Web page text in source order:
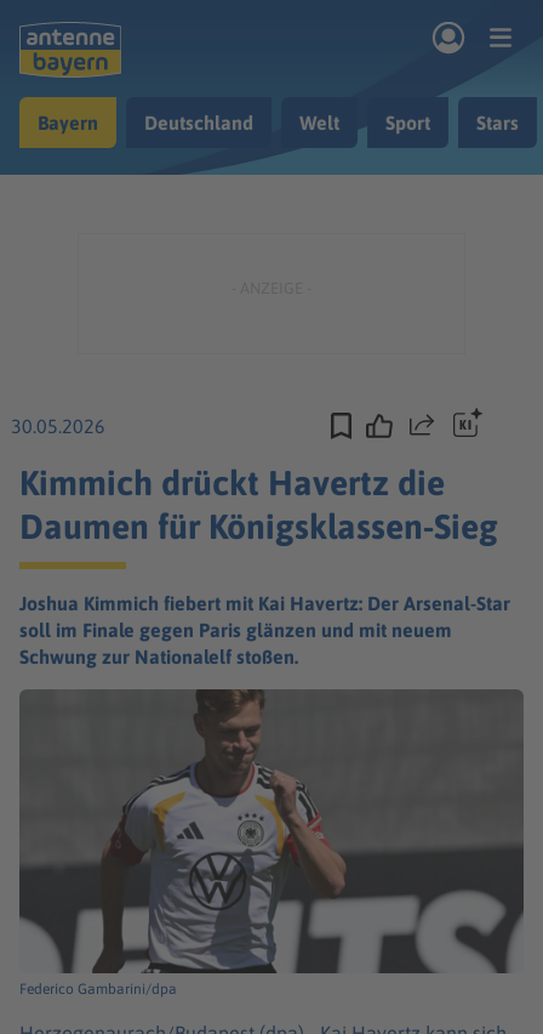
Musik & Radio
Bayern Deutschland Welt Sport Stars
30.05.2026 Teilen
Kimmich drückt Havertz die
Daumen für Königsklassen-Sieg
Joshua Kimmich fiebert mit Kai Havertz: Der Arsenal-Star
soll im Finale gegen Paris glänzen und mit neuem
Schwung zur Nationalelf stoßen.
Federico Gambarini/dpa